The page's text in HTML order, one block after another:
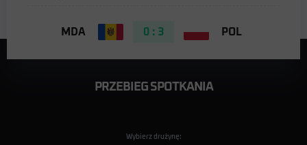
MDA 0 : 3 POL
PRZEBIEG SPOTKANIA
Wybierz drużynę: